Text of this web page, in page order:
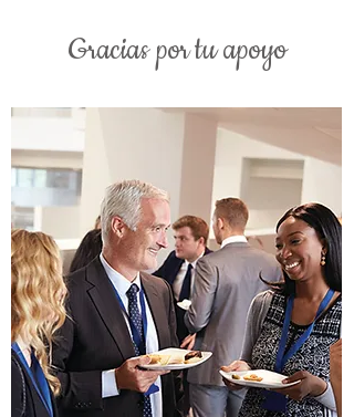
Gracias por tu apoyo